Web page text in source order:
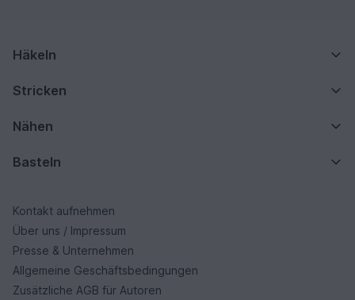
Häkeln
Stricken
Nähen
Basteln
Kontakt aufnehmen
Über uns / Impressum
Presse & Unternehmen
Allgemeine Geschäftsbedingungen
Zusätzliche AGB für Autoren